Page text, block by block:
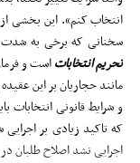
انتخاب کنم». این بخشی
سخنانی که برخی به شدت
تحریم انتخاباتاست و
مانند حجاریان بر این
و شرایط قانونی انتخابات
که تاکید زیادی بر
اجرایی نشد اصلاح طلبان